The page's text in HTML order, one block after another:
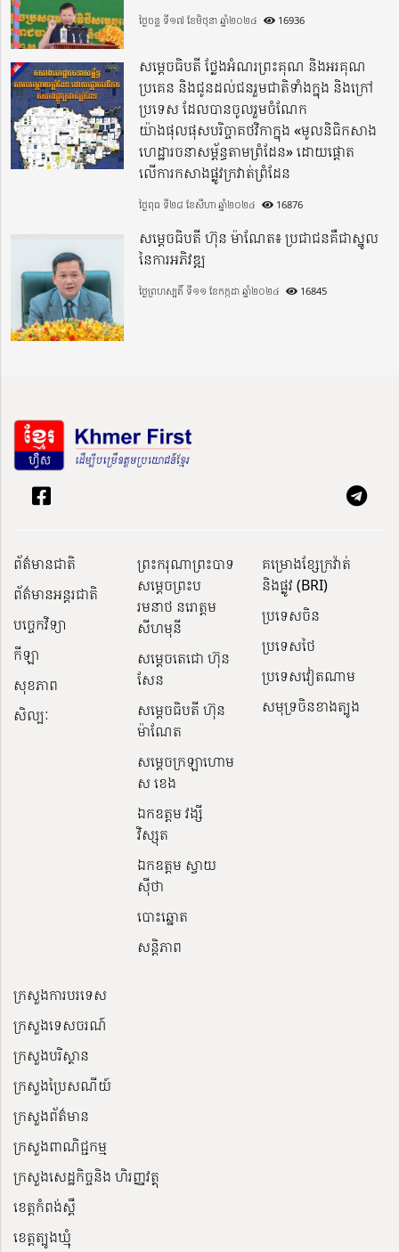
ថ្ងៃចន្ទ ទី១៧ ខែមិថុនា ឆ្នាំ២០២៤ 16936
សម្តេចធិបតី ថ្លែងអំណរព្រះគុណ និងអរគុណ
ប្រគេន និងជូនដល់ជនរួមជាតិទាំងក្នុង​ និងក្រៅ
ប្រទេស​ ដែលបានចូលរួមចំណែក
យ៉ាងផុលផុសបរិច្ចាគថវិកាក្នុង «មូលនិធិកសាង
ហេដ្ឋារចនាសម្ព័ន្ធតាមព្រំដែន» ដោយផ្ដោត
លើការកសាងផ្លូវក្រវាត់ព្រំដែន
ថ្ងៃពុធ ទី២៨ ខែសីហា ឆ្នាំ២០២៤ 16876
សម្តេចធិបតី ហ៊ុន ម៉ាណែត៖ ប្រជាជនគឺជាស្នូល
នៃការអភិវឌ្ឍ
ថ្ងៃព្រហស្បតិ៍ ទី១១ ខែកក្កដា ឆ្នាំ២០២៤ 16845
ព័ត៌មានជាតិ
ព័ត៌មានអន្តរជាតិ
បច្ចេកវិទ្យា
កីឡា
សុខភាព
សិល្បៈ
ព្រះករុណាព្រះបាទ
សម្តេចព្រះប
រមនាថ នរោត្តម
សីហមុនី
សម្តេចតេជោ ហ៊ុន
សែន
សម្ដេចធិបតី ហ៊ុន
ម៉ាណែត
សម្ដេចក្រឡាហោម
ស ខេង
ឯកឧត្តម វង្សី
វិស្សុត
ឯកឧត្តម ស្វាយ
ស៊ីថា
បោះឆ្នោត
សន្តិភាព
គម្រោងខ្សែក្រវ៉ាត់
និងផ្លូវ (BRI)
ប្រទេសចិន
ប្រទេសថៃ
ប្រទេសវៀតណាម
សមុទ្រចិនខាងត្បូង
ក្រសួងការបរទេស
ក្រសួងទេសចរណ៍
ក្រសួងបរិស្ថាន
ក្រសួងប្រៃសណីយ៍
ក្រសួងព័ត៌មាន
ក្រសួងពាណិជ្ជកម្ម
ក្រសួងសេដ្ឋកិច្ចនិង ហិរញ្ញវត្ថុ
ខេត្តកំពង់ស្ពឺ
ខេត្តត្បូងឃ្មុំ